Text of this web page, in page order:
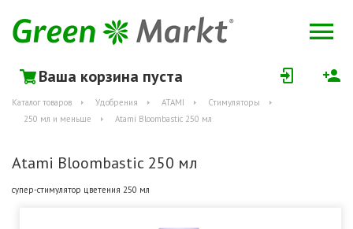
Ваша корзина пуста
Каталог товаров Удобрения ATAMI
Стимуляторы
250 мл и меньше
Atami Bloombastic 250 мл
Atami Bloombastic 250 мл
супер-стимулятор цветения 250 мл